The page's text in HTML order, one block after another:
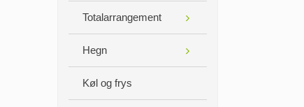
Totalarrangement
Hegn
Køl og frys